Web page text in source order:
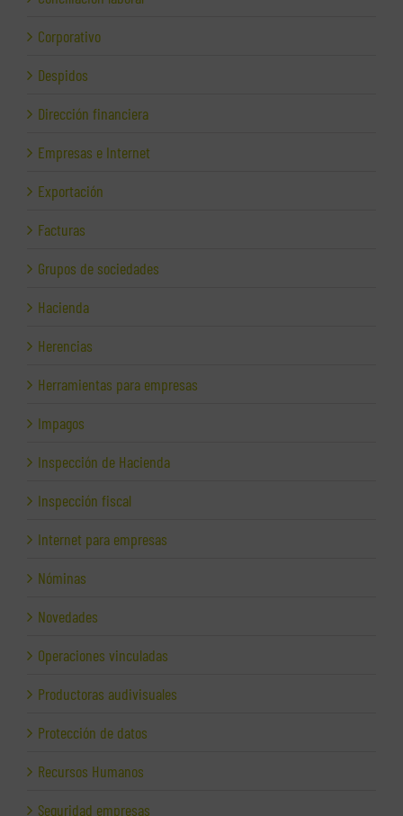
Corporativo
Despidos
Dirección financiera
Empresas e Internet
Exportación
Facturas
Grupos de sociedades
Hacienda
Herencias
Herramientas para empresas
Impagos
Inspección de Hacienda
Inspección fiscal
Internet para empresas
Nóminas
Novedades
Operaciones vinculadas
Productoras audivisuales
Protección de datos
Recursos Humanos
Seguridad empresas